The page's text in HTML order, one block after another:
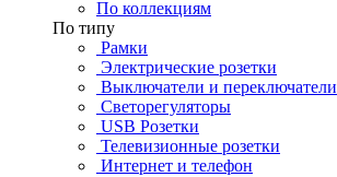
По коллекциям
По типу
Рамки
Электрические розетки
Выключатели и переключатели
Светорегуляторы
USB Розетки
Телевизионные розетки
Интернет и телефон